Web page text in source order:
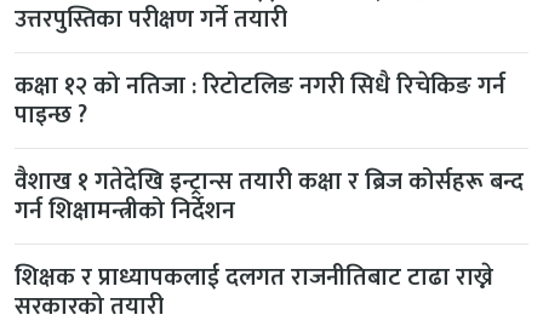
उत्तरपुस्तिका परीक्षण गर्ने तयारी
कक्षा १२ को नतिजा : रिटोटलिङ नगरी सिधै रिचेकिङ गर्न
पाइन्छ ?
वैशाख १ गतेदेखि इन्ट्रान्स तयारी कक्षा र ब्रिज कोर्सहरू बन्द
गर्न शिक्षामन्त्रीको निर्देशन
शिक्षक र प्राध्यापकलाई दलगत राजनीतिबाट टाढा राख्ने
सरकारको तयारी